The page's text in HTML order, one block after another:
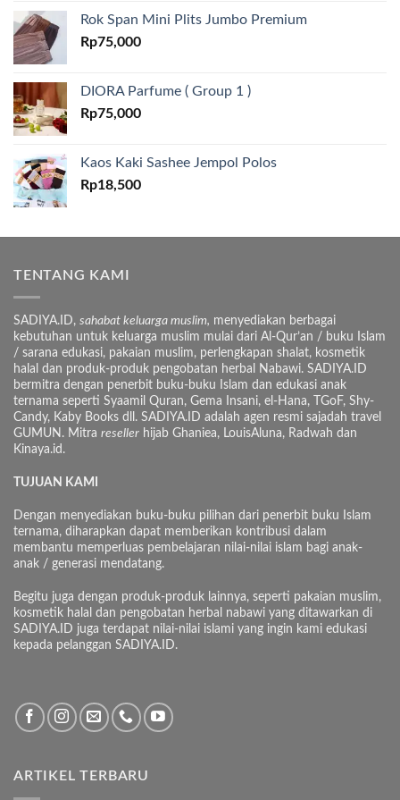
Rok Span Mini Plits Jumbo Premium
Rp75,000
DIORA Parfume ( Group 1 )
Rp75,000
Kaos Kaki Sashee Jempol Polos
Rp18,500
TENTANG KAMI
SADIYA.ID, sahabat keluarga muslim, menyediakan berbagai
kebutuhan untuk keluarga muslim mulai dari Al-Qur’an / buku Islam
/ sarana edukasi, pakaian muslim, perlengkapan shalat, kosmetik
halal dan produk-produk pengobatan herbal Nabawi. SADIYA.ID
bermitra dengan penerbit buku-buku Islam dan edukasi anak
ternama seperti Syaamil Quran, Gema Insani, el-Hana, TGoF, Shy-
Candy, Kaby Books dll. SADIYA.ID adalah agen resmi sajadah travel
GUMUN. Mitra reseller hijab Ghaniea, LouisAluna, Radwah dan
Kinaya.id.
TUJUAN KAMI
Dengan menyediakan buku-buku pilihan dari penerbit buku Islam
ternama, diharapkan dapat memberikan kontribusi dalam
membantu memperluas pembelajaran nilai-nilai islam bagi anak-
anak / generasi mendatang.
Begitu juga dengan produk-produk lainnya, seperti pakaian muslim,
kosmetik halal dan pengobatan herbal nabawi yang ditawarkan di
SADIYA.ID juga terdapat nilai-nilai islami yang ingin kami edukasi
kepada pelanggan SADIYA.ID.
ARTIKEL TERBARU